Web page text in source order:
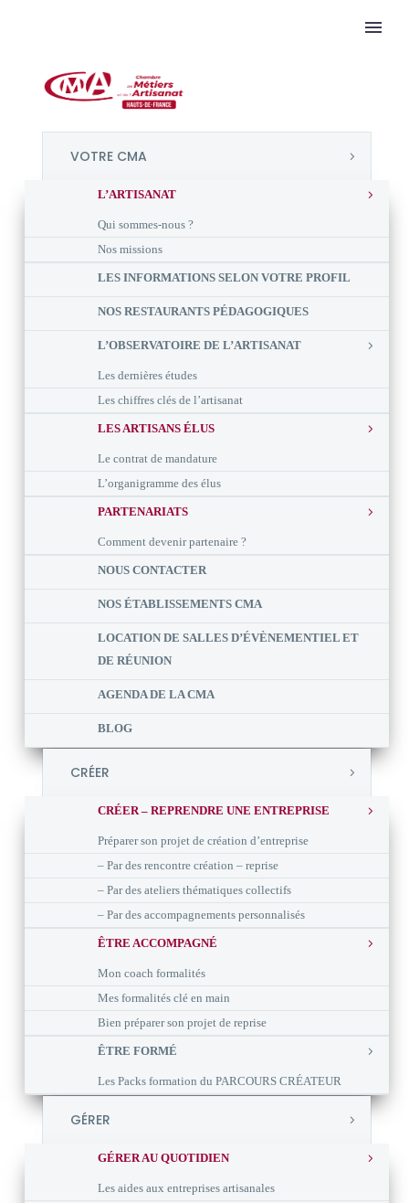
VOTRE CMA
L’ARTISANAT
Qui sommes-nous ?
Nos missions
LES INFORMATIONS SELON VOTRE PROFIL
NOS RESTAURANTS PÉDAGOGIQUES
L’OBSERVATOIRE DE L’ARTISANAT
Les dernières études
Les chiffres clés de l’artisanat
LES ARTISANS ÉLUS
Le contrat de mandature
L’organigramme des élus
PARTENARIATS
Comment devenir partenaire ?
NOUS CONTACTER
NOS ÉTABLISSEMENTS CMA
LOCATION DE SALLES D’ÉVÈNEMENTIEL ET
DE RÉUNION
AGENDA DE LA CMA
BLOG
CRÉER
CRÉER – REPRENDRE UNE ENTREPRISE
Préparer son projet de création d’entreprise
– Par des rencontre création – reprise
– Par des ateliers thématiques collectifs
– Par des accompagnements personnalisés
ÊTRE ACCOMPAGNÉ
Mon coach formalités
Mes formalités clé en main
Bien préparer son projet de reprise
ÊTRE FORMÉ
Les Packs formation du PARCOURS CRÉATEUR
GÉRER
GÉRER AU QUOTIDIEN
Les aides aux entreprises artisanales